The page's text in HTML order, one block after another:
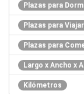
Plazas para
Plazas para Viajar
Plazas para
Largo x Ancho x
Kilómetros